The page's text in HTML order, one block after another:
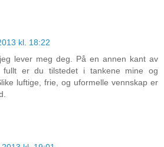
kl. 18:22
lever meg deg. På en annen kant av
fullt er du tilstedet i tankene mine og
luftige, frie, og uformelle vennskap er